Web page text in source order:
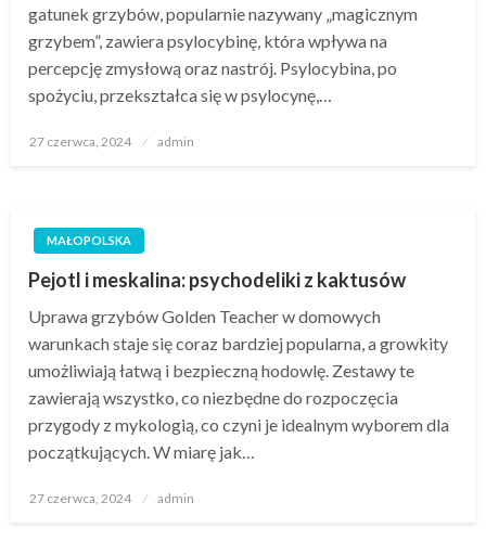
gatunek grzybów, popularnie nazywany „magicznym
grzybem”, zawiera psylocybinę, która wpływa na
percepcję zmysłową oraz nastrój. Psylocybina, po
spożyciu, przekształca się w psylocynę,…
Opublikowane
27 czerwca, 2024 admin
MAŁOPOLSKA
Pejotl i meskalina: psychodeliki z kaktusów
Uprawa grzybów Golden Teacher w domowych
warunkach staje się coraz bardziej popularna, a growkity
umożliwiają łatwą i bezpieczną hodowlę. Zestawy te
zawierają wszystko, co niezbędne do rozpoczęcia
przygody z mykologią, co czyni je idealnym wyborem dla
początkujących. W miarę jak…
Opublikowane
27 czerwca, 2024 admin